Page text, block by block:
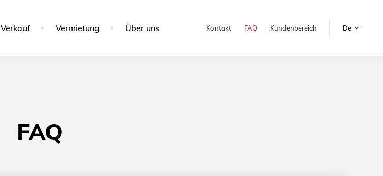
Verkauf Vermietung Über uns Kontakt FAQ Kundenbereich De
FAQ